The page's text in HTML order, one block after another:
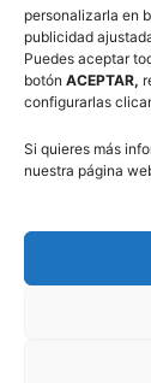
personalizarla en
publicidad
Puedes aceptar
botón ACEPTAR,
configurarlas
Si quieres más
nuestra página
Apercibir al
ENCUENTRO:
CATEGORÍA:
Apercibir a la
ENCUENTRO:
CATEGORÍA:
Apercibir al